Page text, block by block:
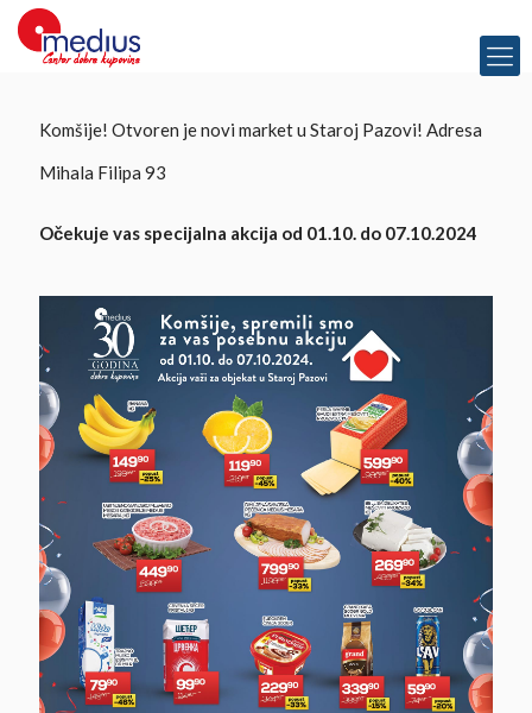
Komšije! Otvoren je novi market u Staroj Pazovi! Adresa
Mihala Filipa 93
Očekuje vas specijalna akcija od 01.10. do 07.10.2024